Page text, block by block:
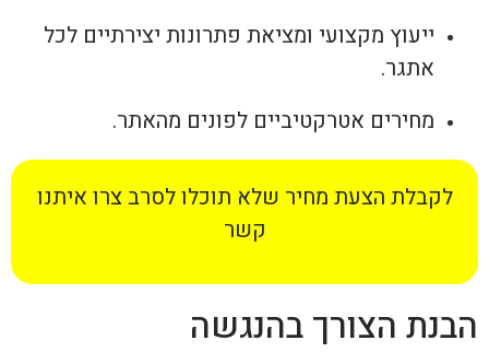
ייעוץ מקצועי ומציאת פתרונות יצירתיים לכל
אתגר.
מחירים אטרקטיביים לפונים מהאתר.
לקבלת הצעת מחיר שלא תוכלו לסרב צרו איתנו
קשר
הבנת הצורך בהנגשה